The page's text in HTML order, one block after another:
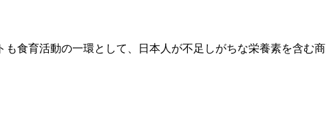
食育活動の一環として、日本人が不足しがちな栄養素を含む商